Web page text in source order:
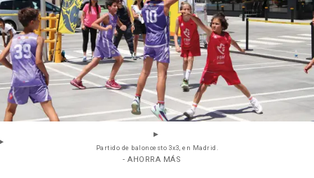
Partido de baloncesto 3x3, en Madrid.
- AHORRA MÁS